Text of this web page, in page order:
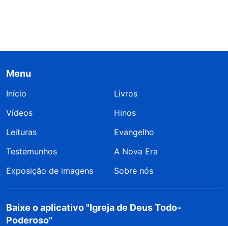
Menu
Início
Livros
Vídeos
Hinos
Leituras
Evangelho
Testemunhos
A Nova Era
Exposição de imagens
Sobre nós
Baixe o aplicativo "Igreja de Deus Todo-
Poderoso"